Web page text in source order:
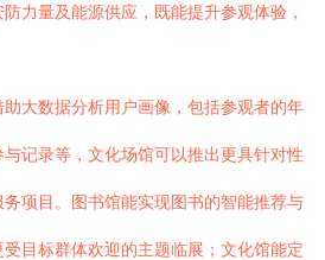
力量及能源供应，既能提升参观体验，
助大数据分析用户画像，包括参观者的年
记录等，文化场馆可以推出更具针对性
项目。图书馆能实现图书的智能推荐与
目标群体欢迎的主题临展；文化馆能定